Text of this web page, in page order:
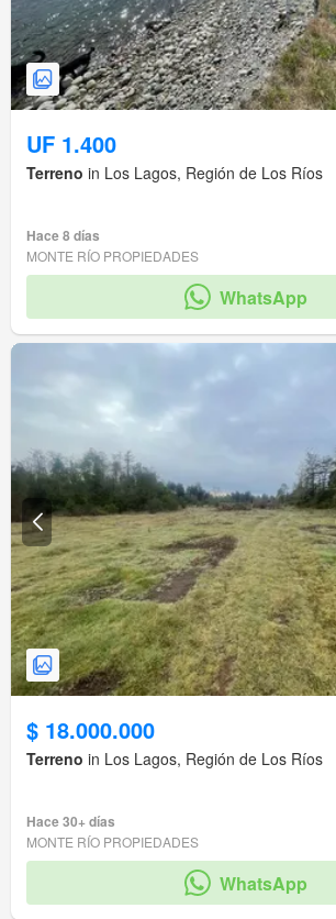
UF 1.400
Terreno in Los Lagos, Región de Los Ríos
Hace 8 días
MONTE RÍO PROPIEDADES
WhatsApp
$ 18.000.000
Terreno in Los Lagos, Región de Los Ríos
Hace 30+ días
MONTE RÍO PROPIEDADES
WhatsApp